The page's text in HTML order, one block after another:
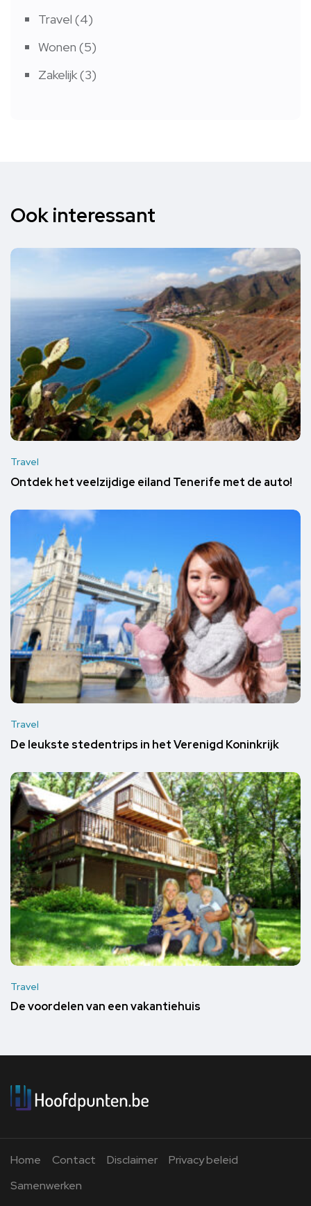
Travel (4)
Wonen (5)
Zakelijk(3)
Ook interessant
Travel
Ontdek het veelzijdige eiland Tenerife met de auto!
Travel
De leukste stedentrips in het Verenigd Koninkrijk
Travel
De voordelen van een vakantiehuis
Home Contact Disclaimer
Privacy beleid
Samenwerken